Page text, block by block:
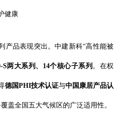
健康
产品表现突出。中建新科“高性能被
两大系列、14个核心子系列 。在权
德国PHI技术认证与中国康居产品认
覆盖全国五大气候区的广泛适用性。